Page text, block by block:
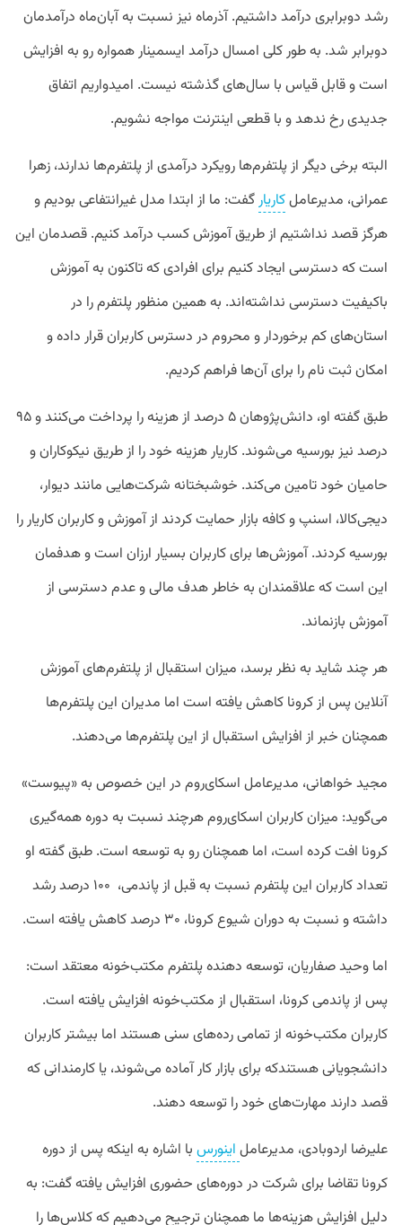
رشد دوبرابری درآمد داشتیم. آذرماه نیز نسبت به آبان‌ماه درآمدمان
دوبرابر شد. به طور کلی امسال درآمد ایسمینار همواره رو به افزایش
است و قابل قیاس با سال‌های گذشته نیست. امیدواریم اتفاق
جدیدی رخ ندهد و با قطعی اینترنت مواجه نشویم.
البته برخی دیگر از پلتفرم‌ها رویکرد درآمدی از پلتفرم‌ها ندارند، زهرا
عمرانی، مدیرعاملکاریارگفت: ما از ابتدا مدل غیرانتفاعی بودیم و
هرگز قصد نداشتیم از طریق آموزش کسب درآمد کنیم. قصدمان این
است که دسترسی ایجاد کنیم برای افرادی که تاکنون به آموزش
باکیفیت دسترسی نداشته‌اند. به همین منظور پلتفرم را در
استان‌های کم برخوردار و محروم در دسترس کاربران قرار داده و
امکان ثبت نام را برای آن‌ها فراهم کردیم.
طبق گفته او، دانش‌پژوهان ۵ درصد از هزینه را پرداخت می‌کنند و ۹۵
درصد نیز بورسیه می‌شوند. کاریار هزینه خود را از طریق نیکوکاران و
حامیان خود تامین می‌کند. خوشبختانه شرکت‌هایی مانند دیوار،
دیجی‌کالا، اسنپ و کافه بازار حمایت کردند از آموزش و کاربران کاریار را
بورسیه کردند. آموزش‌ها برای کاربران بسیار ارزان است و هدفمان
این است که علاقمندان به خاطر هدف مالی و عدم دسترسی از
آموزش بازنماند.
هر چند شاید به نظر برسد، میزان استقبال از پلتفرم‌های آموزش
آنلاین پس از کرونا کاهش یافته است اما مدیران این پلتفرم‌ها
همچنان خبر از افزایش استقبال از این پلتفرم‌ها می‌دهند.
مجید خواهانی، مدیرعامل اسکای‌روم در این خصوص به «پیوست»
می‌گوید: میزان کاربران اسکای‌روم هرچند نسبت به دوره همه‌گیری
کرونا افت کرده است، اما همچنان رو به توسعه است. طبق گفته او
تعداد کاربران این پلتفرم نسبت به قبل از پاندمی، ۱۰۰ درصد رشد
داشته و نسبت به دوران شیوع کرونا، ۳۰ درصد کاهش یافته است.
اما وحید صفاریان، توسعه دهنده پلتفرم مکتب‌خونه معتقد است:
پس از پاندمی کرونا، استقبال از مکتب‌خونه افزایش یافته است.
کاربران مکتب‌خونه از تمامی رده‌های سنی هستند اما بیشتر کاربران
دانشجویانی هستندکه برای بازار کار آماده می‌شوند، یا کارمندانی که
قصد دارند مهارت‌های خود را توسعه دهند.
علیرضا اردوبادی، مدیرعامل اینورس با اشاره به اینکه پس از دوره
کرونا تقاضا برای شرکت در دوره‌های حضوری افزایش یافته گفت: به
دلیل افزایش هزینه‌ها ما همچنان ترجیح می‌دهیم که کلاس‌ها را